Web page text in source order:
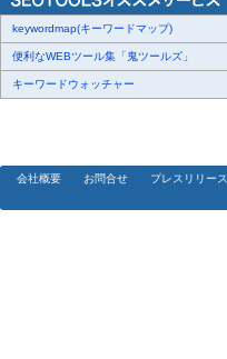
keywordmap(キーワードマップ)
便利なWEBツール集「鬼ツールズ」
キーワードウォッチャー
会社概要 お問合せ プレスリリース